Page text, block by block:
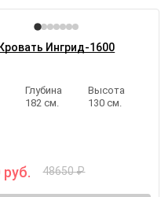
Кровать Ингрид-1600
Глубина
182 см.
Высота
130 см.
руб. 48650 ₽